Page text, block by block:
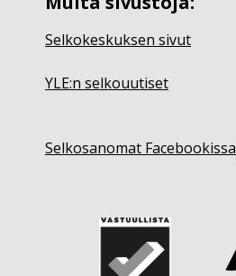
Selkokeskuksen sivut
YLE:n selkouutiset
Selkosanomat Facebookissa